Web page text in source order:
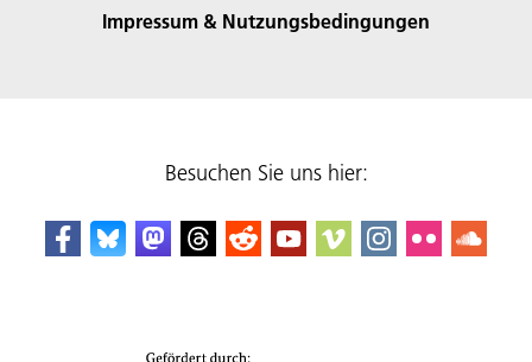
Impressum & Nutzungsbedingungen
Besuchen Sie uns hier: